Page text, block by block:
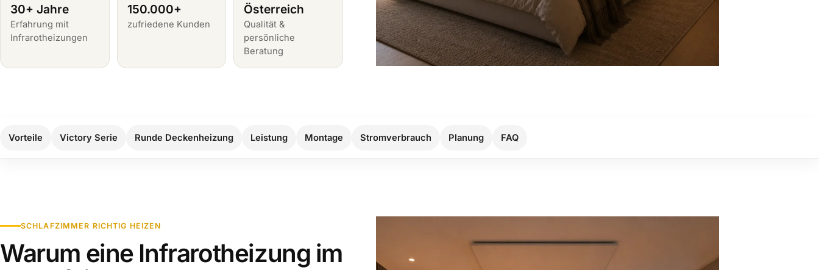
30+ Jahre
Erfahrung mit
Infrarotheizungen
150.000+
zufriedene Kunden
Österreich
Qualität &
persönliche
Beratung
Vorteile Victory Serie Runde Deckenheizung Leistung Montage Stromverbrauch Planung FAQ
SCHLAFZIMMER RICHTIG HEIZEN
Warum eine Infrarotheizung im